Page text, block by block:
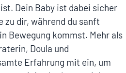
Dein Baby ist dabei sicher
zu dir, während du sanft
Bewegung kommst. Mehr als
Doula und
Erfahrung mit ein, um